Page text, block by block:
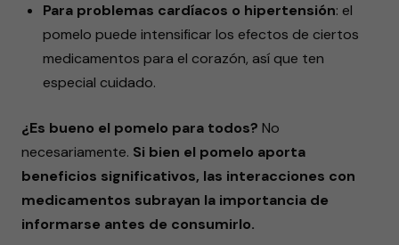
Para problemas cardíacos o hipertensión: el
pomelo puede intensificar los efectos de ciertos
medicamentos para el corazón, así que ten
especial cuidado.
¿Es bueno el pomelo para todos? No
necesariamente. Si bien el pomelo aporta
beneficios significativos, las interacciones con
medicamentos subrayan la importancia de
informarse antes de consumirlo.